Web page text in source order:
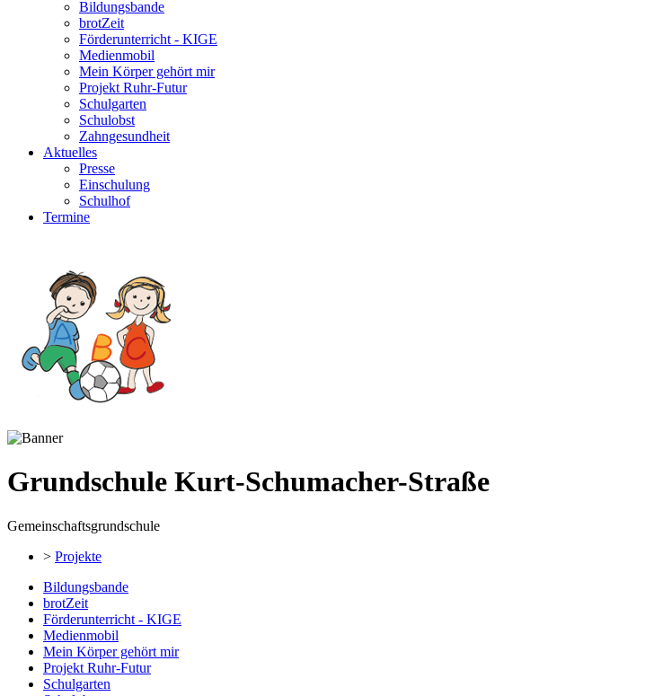
Bildungsbande
brotZeit
Förderunterricht - KIGE
Medienmobil
Mein Körper gehört mir
Projekt Ruhr-Futur
Schulgarten
Schulobst
Zahngesundheit
Aktuelles
Presse
Einschulung
Schulhof
Termine
Grundschule Kurt-Schumacher-Straße
Gemeinschaftsgrundschule
> Projekte
Bildungsbande
brotZeit
Förderunterricht - KIGE
Medienmobil
Mein Körper gehört mir
Projekt Ruhr-Futur
Schulgarten